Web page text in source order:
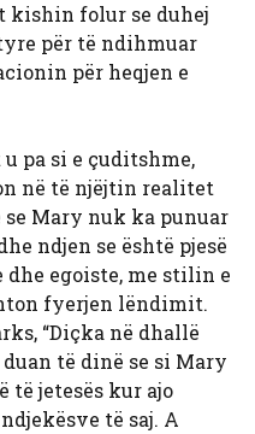
folur se duhej
për të ndihmuar
për heqjen e
pa si e çuditshme,
në të njëjtin realitet
se Mary nuk ka punuar
ndjen se është pjesë
dhe egoiste, me stilin e
fyerjen lëndimit.
“Diçka në dhallë
të dinë se si Mary
të jetesës kur ajo
të saj. A